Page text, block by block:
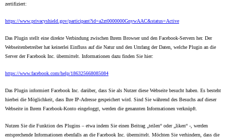
zertifiziert:
https://www.privacyshield.gov/participant?id=a2zt0000000GnywAAC&status=Active
Das Plugin stellt eine direkte Verbindung zwischen Ihrem Browser und den Facebook-Servern her. Der
Webseitenbetreiber hat keinerlei Einfluss auf die Natur und den Umfang der Daten, welche Plugin an die
Server der Facebook Inc. übermittelt. Informationen dazu finden Sie hier:
https://www.facebook.com/help/186325668085084
Das Plugin informiert Facebook Inc. darüber, dass Sie als Nutzer diese Webseite besucht haben. Es besteht
hierbei die Möglichkeit, dass Ihre IP-Adresse gespeichert wird. Sind Sie während des Besuchs auf dieser
Webseite in Ihrem Facebook-Konto eingeloggt, werden die genannten Informationen verknüpft.
Nutzen Sie die Funktion des Plugins – etwa indem Sie einen Beitrag „teilen“ oder „liken“ -, werden
entsprechende Informationen ebenfalls an die Facebook Inc. übermittelt. Möchten Sie verhindern, dass die